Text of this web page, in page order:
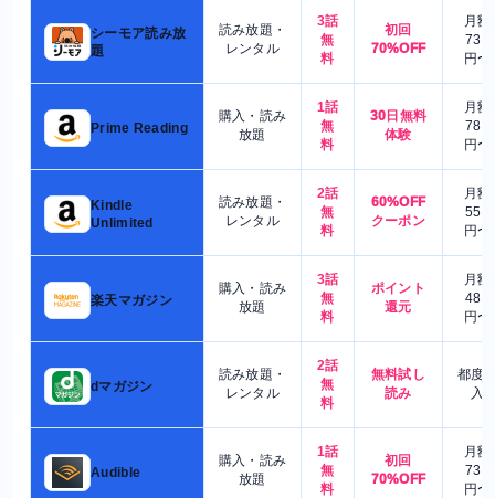
シーモア読み放
題
読み放題・
レンタル
3話
無
料
初回
70%OFF
月額
730
円〜
Prime Reading
購入・読み
放題
1話
無
料
30日無料
体験
月額
780
円〜
Kindle
Unlimited
読み放題・
レンタル
2話
無
料
60%OFF
クーポン
月額
550
円〜
楽天マガジン
購入・読み
放題
3話
無
料
ポイント
還元
月額
480
円〜
dマガジン
読み放題・
レンタル
2話
無
料
無料試し
読み
都度
入
Audible
購入・読み
放題
1話
無
料
初回
70%OFF
月額
730
円〜